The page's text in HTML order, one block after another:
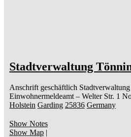
Stadtverwaltung
Anschrift geschäftlich
Einwohnermeldeamt – Welter Str. 1
Holstein Garding 25836 Germany
Show Notes
Show Map |